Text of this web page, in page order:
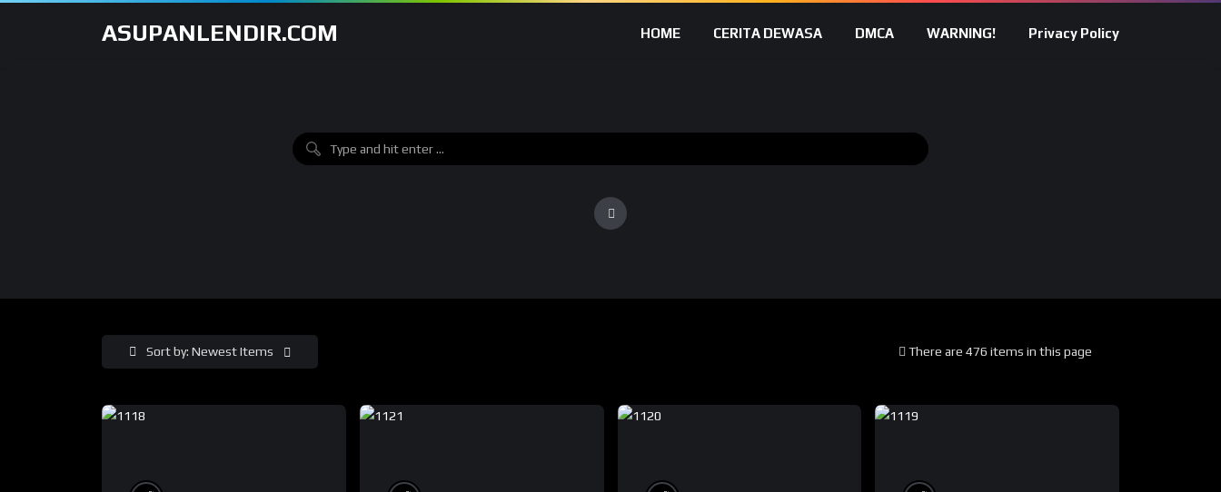
ASUPANLENDIR.COM HOME CERITA DEWASA DMCA WARNING! Privacy Policy
Sort by: Newest Items There are 476 items in this page